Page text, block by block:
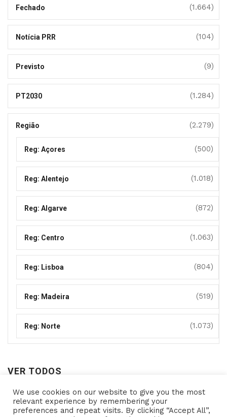
Fechado (1.664)
Notícia PRR (104)
Previsto (9)
PT2030 (1.284)
Região (2.279)
Reg: Açores (500)
Reg: Alentejo (1.018)
Reg: Algarve (872)
Reg: Centro (1.063)
Reg: Lisboa (804)
Reg: Madeira (519)
Reg: Norte (1.073)
VER TODOS
Ver
todos
We use cookies on our website to give you the most
relevant experience by remembering your
preferences and repeat visits. By clicking “Accept All”,